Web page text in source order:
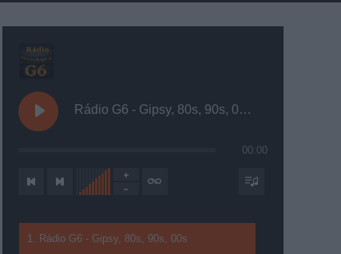
Rádio G6 - Gipsy, 80s, 90s, 00s
00:00
1. Rádio G6 - Gipsy, 80s, 90s, 00s